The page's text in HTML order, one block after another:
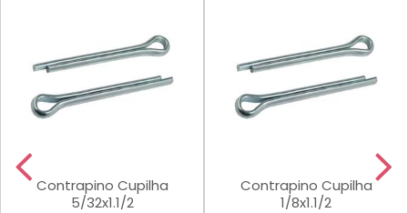
Contrapino Cupilha
5/32x1.1/2
Contrapino Cupilha
1/8x1.1/2